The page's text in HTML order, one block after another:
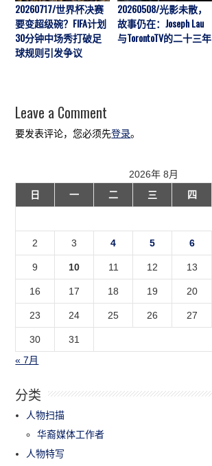
20260717/世界杯决赛
要变超级碗？FIFA计划
30分钟中场秀打破足
球规则引发争议
20260508/光影未散，
故事仍在：Joseph Lau
与TorontoTV的二十三年
Leave a Comment
要发表评论，您必须先登录。
2026年 8月
日
一 二 三 四
2 3 4 5 6
9 10 11 12 13
16 17 18 19 20
23 24 25 26 27
30
31
« 7月
分类
人物扫描
华裔媒体工作者
人物特写